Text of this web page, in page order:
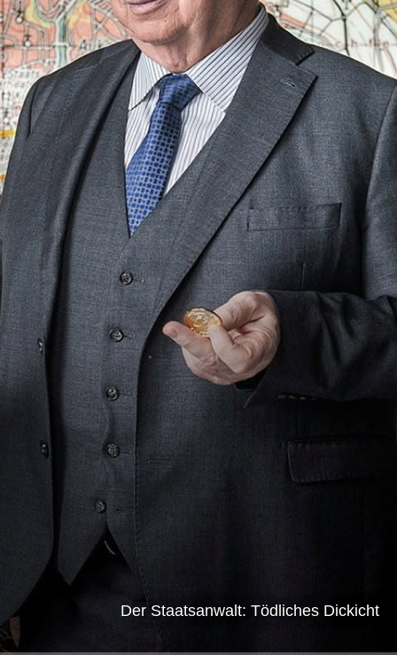
Der Staatsanwalt: Tödliches Dickicht